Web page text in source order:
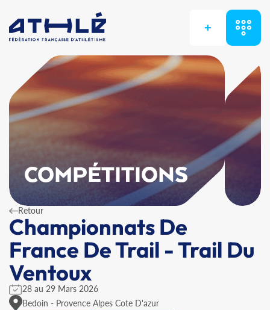
+
COMPÉTITIONS
Retour
Championnats De
France De Trail - Trail Du
Ventoux
28 au 29 Mars 2026
Bedoin - Provence Alpes Cote D'azur